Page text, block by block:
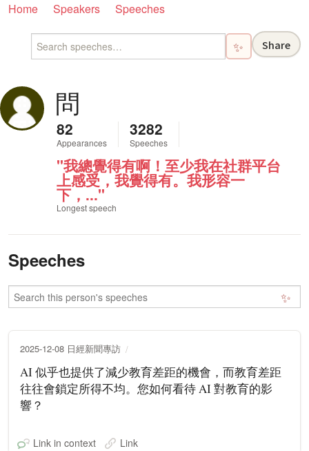
Home Speakers Speeches
✨ Share
問
82
Appearances
3282
Speeches
"我總覺得有啊！至少我在社群平台
上感受，我覺得有。我形容一
下，..."
Longest speech
Speeches
✨
2025-12-08 日經新聞專訪
AI 似乎也提供了減少教育差距的機會，而教育差距
往往會鎖定所得不均。您如何看待 AI 對教育的影
響？
Link in context Link